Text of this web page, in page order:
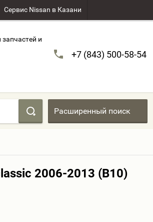
Сервис Nissan в Казани
и
+7 (843) 500-58-54
Расширенный поиск
2006-2013 (B10)